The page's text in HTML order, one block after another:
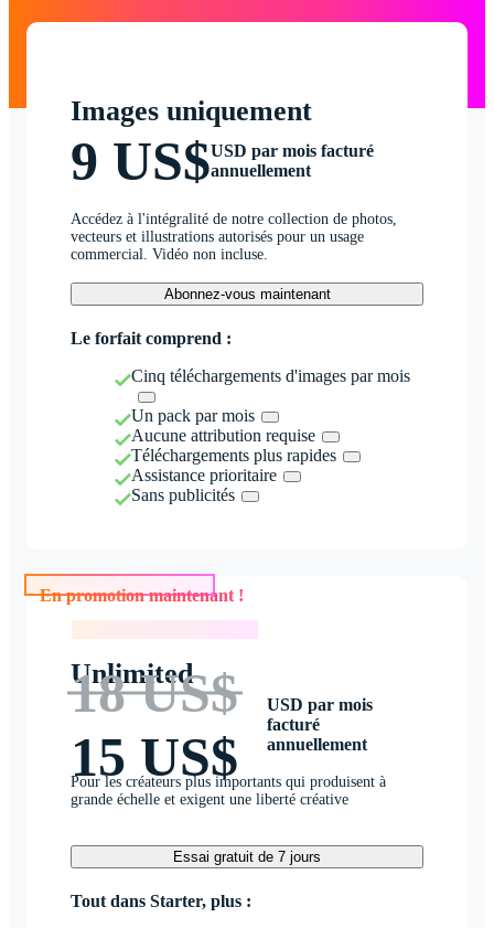
Images uniquement
9 US$USD par mois facturé
annuellement
Accédez à l'intégralité de notre collection de photos,
vecteurs et illustrations autorisés pour un usage
commercial. Vidéo non incluse.
Abonnez-vous maintenant
Le forfait comprend :
Cinq téléchargements d'images par mois
Un pack par mois
Aucune attribution requise
Téléchargements plus rapides
Assistance prioritaire
Sans publicités
En promotion maintenant !
Unlimited
18 US$
15 US$
USD par mois
facturé
annuellement
Pour les créateurs plus importants qui produisent à
grande échelle et exigent une liberté créative
Essai gratuit de 7 jours
Tout dans Starter, plus :